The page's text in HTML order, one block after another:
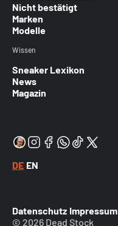
Nicht bestätigt
Marken
Modelle
Wissen
Sneaker Lexikon
News
Magazin
DE EN
Datenschutz Impressum
© 2026 Dead Stock